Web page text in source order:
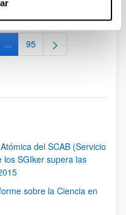
...Páginas intermedias Use TAB
Página
95
del SCAB (Servicio
los SGIker supera las
sobre la Ciencia en